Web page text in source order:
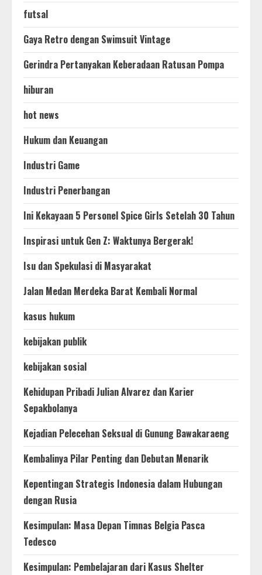
futsal
Gaya Retro dengan Swimsuit Vintage
Gerindra Pertanyakan Keberadaan Ratusan Pompa
hiburan
hot news
Hukum dan Keuangan
Industri Game
Industri Penerbangan
Ini Kekayaan 5 Personel Spice Girls Setelah 30 Tahun
Inspirasi untuk Gen Z: Waktunya Bergerak!
Isu dan Spekulasi di Masyarakat
Jalan Medan Merdeka Barat Kembali Normal
kasus hukum
kebijakan publik
kebijakan sosial
Kehidupan Pribadi Julian Alvarez dan Karier
Sepakbolanya
Kejadian Pelecehan Seksual di Gunung Bawakaraeng
Kembalinya Pilar Penting dan Debutan Menarik
Kepentingan Strategis Indonesia dalam Hubungan
dengan Rusia
Kesimpulan: Masa Depan Timnas Belgia Pasca
Tedesco
Kesimpulan: Pembelajaran dari Kasus Shelter